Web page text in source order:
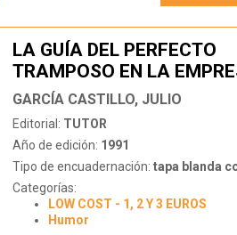
LA GUÍA DEL PERFECTO
TRAMPOSO EN LA
GARCÍA CASTILLO, JULIO
Editorial: TUTOR
Año de edición: 1991
Tipo de encuadernación: tapa blanda
Categorías:
LOW COST - 1, 2 Y 3 EUROS
Humor